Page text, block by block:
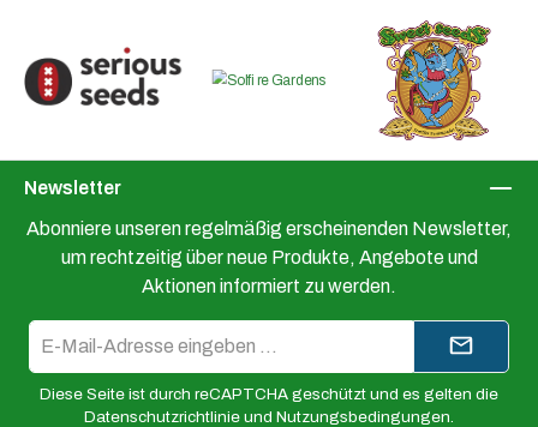
Newsletter
Abonniere unseren regelmäßig erscheinenden Newsletter,
um rechtzeitig über neue Produkte, Angebote und
Aktionen informiert zu werden.
Mail-
Adresse*
Diese Seite ist durch reCAPTCHA geschützt und es gelten die
Datenschutzrichtlinie und Nutzungsbedingungen.